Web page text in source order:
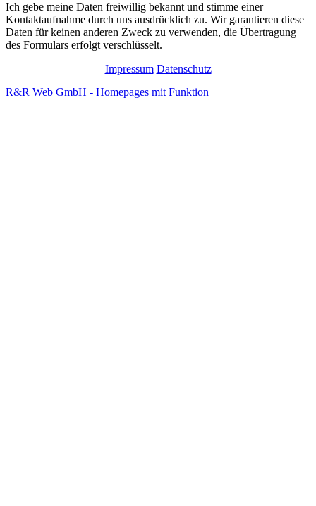
Ich gebe meine Daten freiwillig bekannt und stimme einer
Kontaktaufnahme durch uns ausdrücklich zu. Wir garantieren diese
Daten für keinen anderen Zweck zu verwenden, die Übertragung
des Formulars erfolgt verschlüsselt.
Impressum Datenschutz
R&R Web GmbH - Homepages mit Funktion